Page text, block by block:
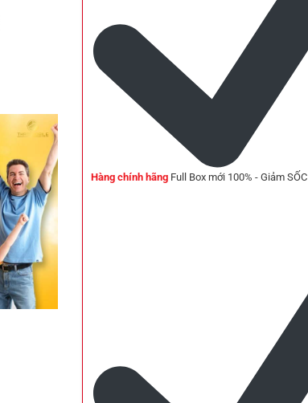
Hàng chính hãng Full Box mới 100% - Giảm SỐC